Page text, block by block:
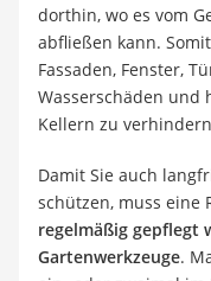
dorthin, wo es vom
abfließen kann.
Fassaden, Fenster,
Wasserschäden und
Kellern zu
Damit Sie auch
schützen, muss eine
regelmäßig gepflegt
Gartenwerkzeuge.